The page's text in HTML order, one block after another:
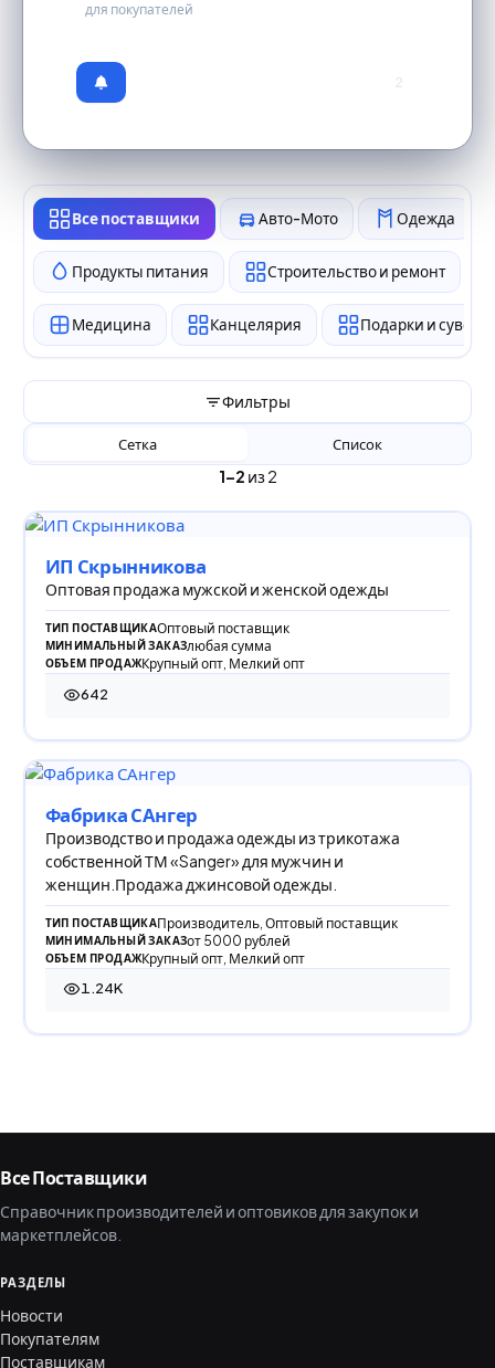
для покупателей
2
Все поставщики Авто-Мото Одежда
Продукты питания Строительство и ремонт
Медицина Канцелярия Подарки и
Фильтры
1–2 из 2
Сетка Список
ИП Скрынникова
Оптовая продажа мужской и женской одежды
ТИП ПОСТАВЩИКАОптовый поставщик
МИНИМАЛЬНЫЙ ЗАКАЗлюбая сумма
ОБЪЕМ ПРОДАЖКрупный опт, Мелкий опт
642
642 просмотра
Фабрика САнгер
Производство и продажа одежды из трикотажа
собственной ТМ «Sanger» для мужчин и
женщин.Продажа джинсовой одежды.
ТИП ПОСТАВЩИКАПроизводитель, Оптовый поставщик
МИНИМАЛЬНЫЙ ЗАКАЗот 5000 рублей
ОБЪЕМ ПРОДАЖКрупный опт, Мелкий опт
1.24K
1 243 просмотра
Все Поставщики
Справочник производителей и оптовиков для закупок и
маркетплейсов.
РАЗДЕЛЫ
Новости
Покупателям
Поставщикам